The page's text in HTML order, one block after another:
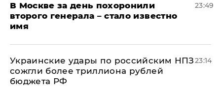
В Москве за день похоронили
второго генерала – стало известно
имя
23:49
Украинские удары по российским НПЗ
сожгли более триллиона рублей
бюджета РФ
23:14